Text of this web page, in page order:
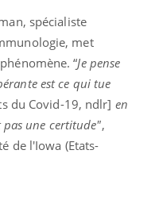
spécialiste
met
“Je pense
est ce qui tue
du Covid-19, ndlr] en
pas une certitude",
de l'Iowa (Etats-